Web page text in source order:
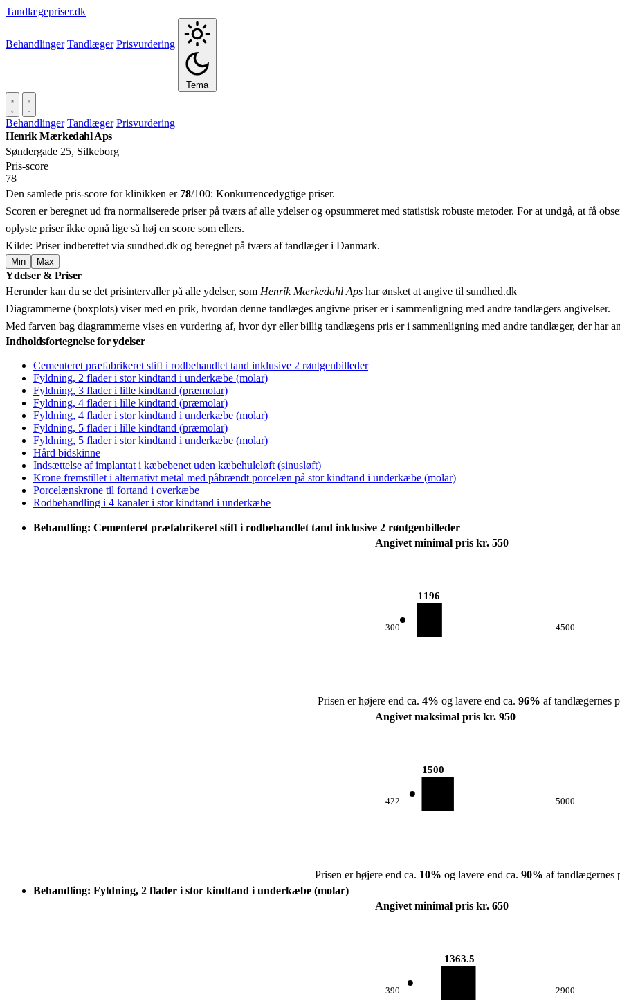
Tandlægepriser.dk
Behandlinger Tandlæger Prisvurdering
Tema
Behandlinger Tandlæger Prisvurdering
Henrik Mærkedahl Aps
Søndergade 25, Silkeborg
Pris‑score
78
Den samlede pris-score for klinikken er 78/100: Konkurrencedygtige priser.
Scoren er beregnet ud fra normaliserede priser på tværs af alle ydelser og opsummeret med statistisk robuste metoder. For at undgå, at få
oplyste priser ikke opnå lige så høj en score som ellers.
Kilde: Priser indberettet via sundhed.dk og beregnet på tværs af tandlæger i Danmark.
Min Max
+
−
Ydelser & Priser
Herunder kan du se det prisintervaller på alle ydelser, som Henrik Mærkedahl Aps har ønsket at angive til sundhed.dk
Diagrammerne (boxplots) viser med en prik, hvordan denne tandlæges angivne priser er i sammenligning med andre tandlægers angivelser.
Med farven bag diagrammerne vises en vurdering af, hvor dyr eller billig tandlægens pris er i sammenligning med andre tandlæger, der har
Indholdsfortegnelse for ydelser
Cementeret præfabrikeret stift i rodbehandlet tand inklusive 2 røntgenbilleder
Fyldning, 2 flader i stor kindtand i underkæbe (molar)
Fyldning, 3 flader i lille kindtand (præmolar)
Fyldning, 4 flader i lille kindtand (præmolar)
Fyldning, 4 flader i stor kindtand i underkæbe (molar)
Fyldning, 5 flader i lille kindtand (præmolar)
Fyldning, 5 flader i stor kindtand i underkæbe (molar)
Hård bidskinne
Indsættelse af implantat i kæbebenet uden kæbehuleløft (sinusløft)
Krone fremstillet i alternativt metal med påbrændt porcelæn på stor kindtand i underkæbe (molar)
Porcelænskrone til fortand i overkæbe
Rodbehandling i 4 kanaler i stor kindtand i underkæbe
Behandling: Cementeret præfabrikeret stift i rodbehandlet tand inklusive 2 røntgenbilleder
Angivet minimal pris kr. 550
300
1196
4500
Prisen er højere end ca. 4% og lavere end ca. 96% af tandlægernes
Angivet maksimal pris kr. 950
422
1500
5000
Prisen er højere end ca. 10% og lavere end ca. 90% af tandlægernes
Behandling: Fyldning, 2 flader i stor kindtand i underkæbe (molar)
Angivet minimal pris kr. 650
390
1363.5
2900